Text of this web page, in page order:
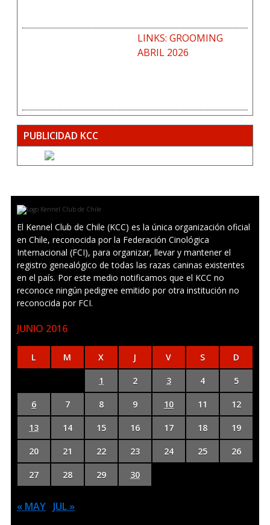
LINKS: GROOMING
ABRIL 2026
PUBLICIDAD KCC
El Kennel Club de Chile (KCC) es la única organización oficial
en Chile, reconocida por la Federación Cinológica
Internacional (FCI), para organizar, llevar y mantener el
registro genealógico de todas las razas caninas existentes
en el país. Por este medio notificamos que el KCC no
reconoce ningún pedigree emitido por otra institución no
reconocida por FCI.
JUNIO 2016
L M X J V S D
1 2 3 4 5
6 7 8 9 10 11 12
13 14 15 16 17 18 19
20 21 22 23 24 25 26
27 28 29 30
« MAY JUL »